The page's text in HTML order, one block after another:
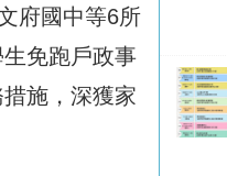
府國中等6所
免跑戶政事
施，深獲家